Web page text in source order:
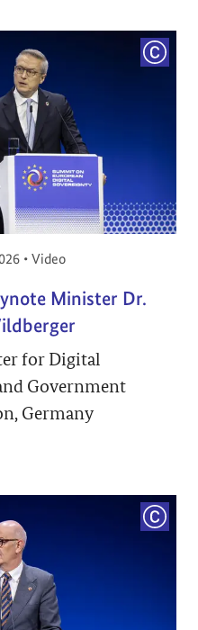
am:
• Video
Minister Dr.
for Digital
Government
Germany